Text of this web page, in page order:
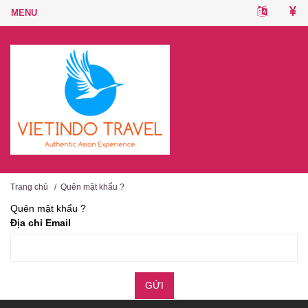
Trang chủ / Quên mật khẩu ?
Quên mật khẩu ?
Địa chỉ Email